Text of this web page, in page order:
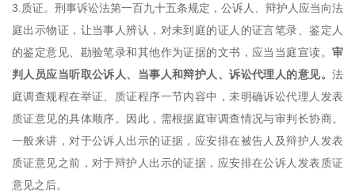
3.质证。刑事诉讼法第一百九十五条规定，公诉人、辩护人应当向法
庭出示物证，让当事人辨认，对未到庭的证人的证言笔录、鉴定人
的鉴定意见、勘验笔录和其他作为证据的文书，应当当庭宣读。 审
判人员应当听取公诉人、当事人和辩护人、诉讼代理人的意见。 法
庭调查规程在举证、质证程序一节内容中，未明确诉讼代理人发表
质证意见的具体顺序。因此，需根据庭审调查情况与审判长协商。
一般来讲，对于公诉人出示的证据，应安排在被告人及辩护人发表
质证意见之前，对于辩护人出示的证据，应安排在公诉人发表质证
意见之后。